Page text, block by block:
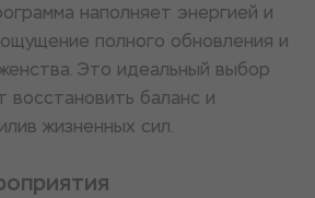
наполняет энергией и
полного обновления и
Это идеальный выбор
восстановить баланс и
жизненных сил.